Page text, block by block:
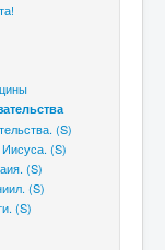
(S)
(S)
(S)
(S)
(S)